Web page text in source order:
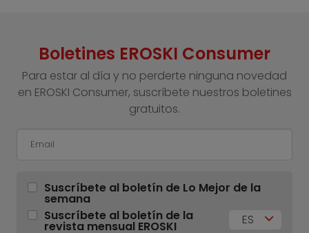
Boletines EROSKI Consumer
Para estar al día y no perderte ninguna novedad
en EROSKI Consumer, suscríbete nuestros boletines
gratuitos.
Suscríbete al boletín de Lo Mejor de la
semana
Suscríbete al boletín de la
revista mensual EROSKI ES